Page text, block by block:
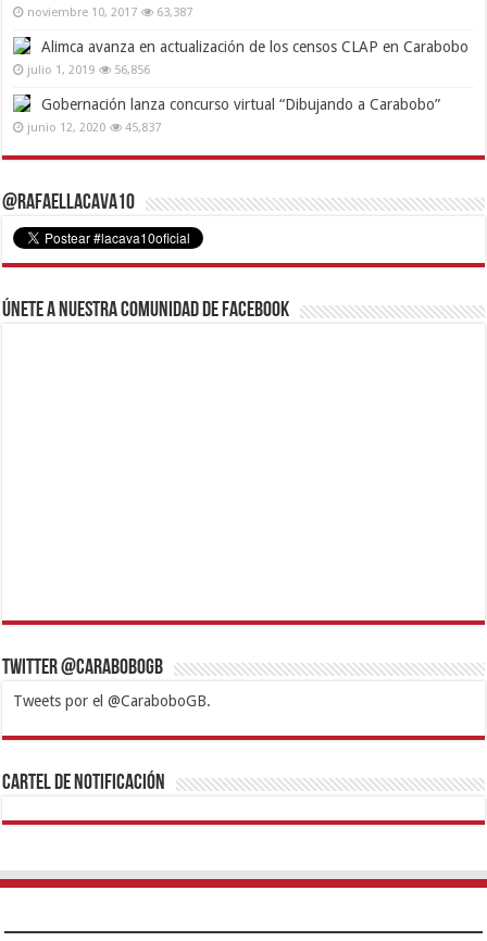
noviembre 10, 2017 63,387
Alimca avanza en actualización de los censos CLAP en Carabobo
julio 1, 2019 56,856
Gobernación lanza concurso virtual “Dibujando a Carabobo”
junio 12, 2020 45,837
@RafaelLacava10
Únete a nuestra comunidad de Facebook
Twitter @CaraboboGB
Tweets por el @CaraboboGB.
1xbetBetturkeyBetistKralbetSupertotobetTipobetMatadorbetMariobet
https://mvbcasino.com/
Cartel de Notificación